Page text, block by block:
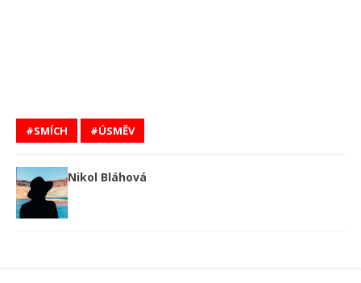
SMÍCH ÚSMĚV
Nikol Bláhová